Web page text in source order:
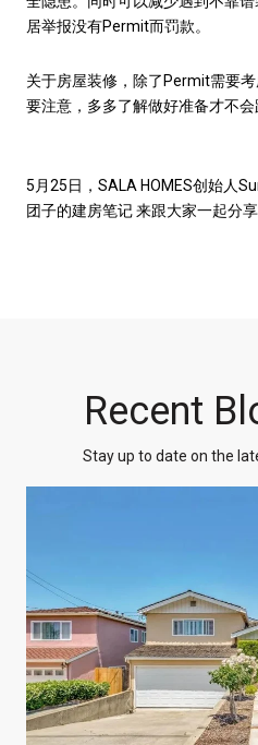
居举报没有Permit而罚款。
关于房屋装修，除了Permit需要
要注意，多多了解做好准备才不会
5月25日，SALA HOMES创始人
团子的建房笔记 来跟大家一起分
Recent
Stay up to date on the